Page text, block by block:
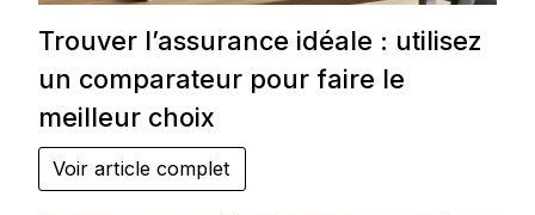
Trouver l’assurance idéale : utilisez
un comparateur pour faire le
meilleur choix
Voir article complet